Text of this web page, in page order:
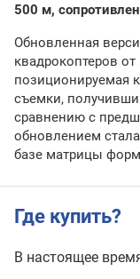
500 м,
Обновленная
квадрокоптеров
позиционируемая
съемки,
сравнению с
обновлением
базе матрицы
Где купить?
В настоящее